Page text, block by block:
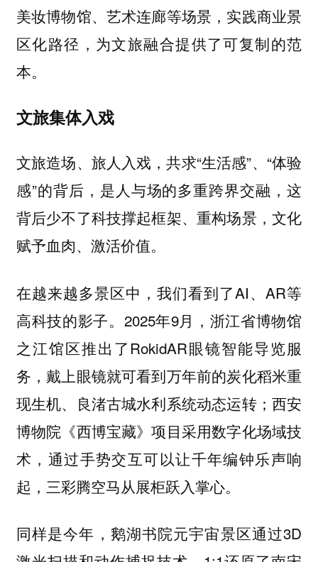
美妆博物馆、艺术连廊等场景，实践商业景
区化路径，为文旅融合提供了可复制的范
本。
文旅集体入戏
文旅造场、旅人入戏，共求“生活感”、“体验
感”的背后，是人与场的多重跨界交融，这
背后少不了科技撑起框架、重构场景，文化
赋予血肉、激活价值。
在越来越多景区中，我们看到了AI、AR等
高科技的影子。2025年9月，浙江省博物馆
之江馆区推出了RokidAR眼镜智能导览服
务，戴上眼镜就可看到万年前的炭化稻米重
现生机、良渚古城水利系统动态运转；西安
博物院《西博宝藏》项目采用数字化场域技
术，通过手势交互可以让千年编钟乐声响
起，三彩腾空马从展柜跃入掌心。
同样是今年，鹅湖书院元宇宙景区通过3D